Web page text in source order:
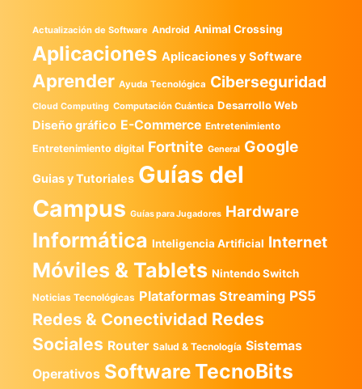
Actualización de Software Android Animal Crossing
Aplicaciones Aplicaciones y Software
Aprender Ayuda Tecnológica Ciberseguridad
Cloud Computing Computación Cuántica Desarrollo Web
Diseño gráfico E-Commerce Entretenimiento
Entretenimiento digital Fortnite General Google
Guias y Tutoriales Guías del
Campus Guías para Jugadores Hardware
Informática Inteligencia Artificial Internet
Móviles & Tablets Nintendo Switch
Noticias Tecnológicas Plataformas Streaming PS5
Redes & Conectividad Redes
Sociales Router Salud & Tecnología Sistemas
Operativos SoftwareTecnoBits